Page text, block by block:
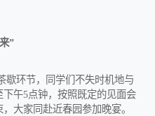
”
歇环节，同学们不失时机地与
午5点钟，按照既定的见面会
大家同赴近春园参加晚宴。